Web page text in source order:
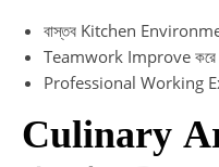
বাস্তব Kitchen
Teamwork Improve করে
Professional Working
Culinary